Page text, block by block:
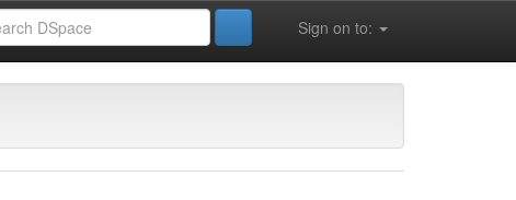
Sign on to: